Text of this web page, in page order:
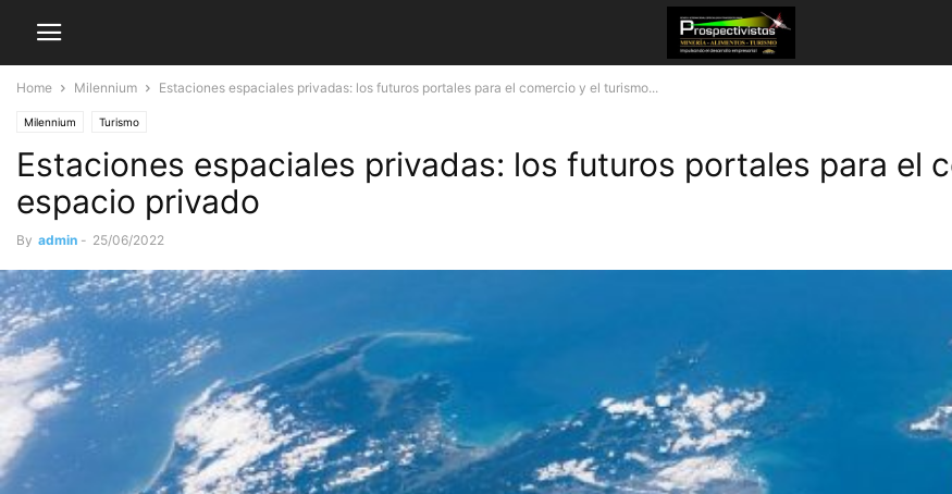
Home Milennium Estaciones espaciales privadas: los futuros portales para el comercio y el turismo...
Milennium Turismo
Estaciones espaciales privadas: los futuros portales para el
espacio privado
By admin - 25/06/2022